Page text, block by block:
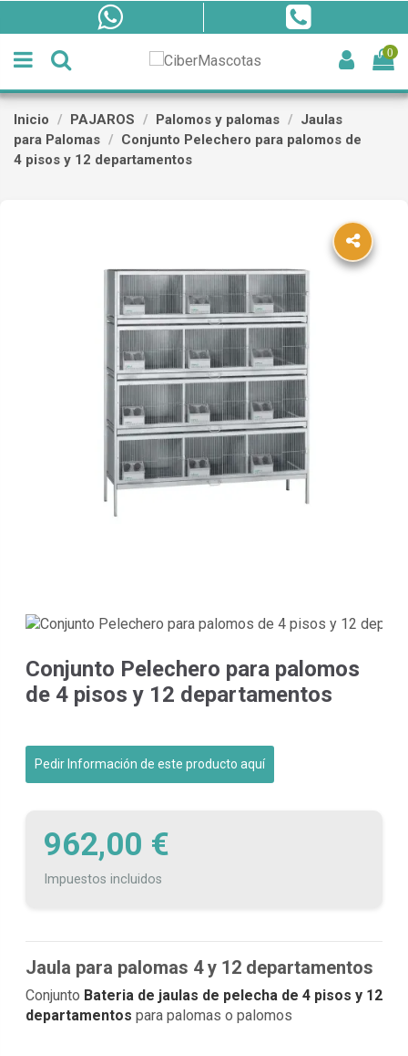
0
Inicio PAJAROS Palomos y palomas
Jaulas
para Palomas
Conjunto Pelechero para palomos de
4 pisos y 12 departamentos
Conjunto Pelechero para palomos
de 4 pisos y 12 departamentos
Pedir Información de este producto aquí
962,00 €
Impuestos incluidos
Jaula para palomas 4 y 12 departamentos
Conjunto Bateria de jaulas de pelecha de 4 pisos y 12
departamentos para palomas o palomos